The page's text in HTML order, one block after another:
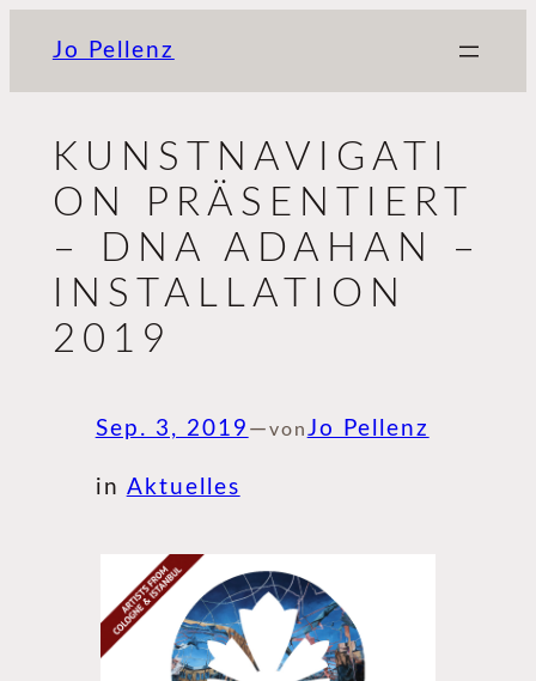
Inhalt
springen
Jo Pellenz
KUNSTNAVIGATI
ON PRÄSENTIERT
– DNA ADAHAN –
INSTALLATION
2019
Sep. 3, 2019 —vonJo Pellenz
in Aktuelles